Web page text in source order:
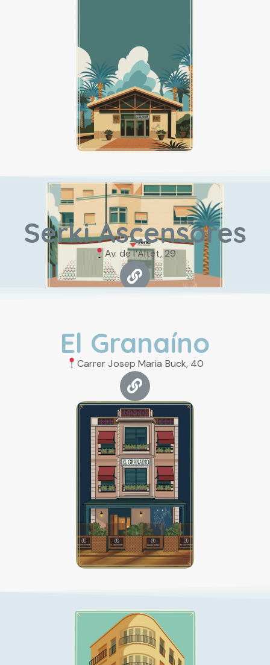
Serki Ascensores
Av. de l’Altet, 29
El Granaíno
Carrer Josep Maria Buck, 40